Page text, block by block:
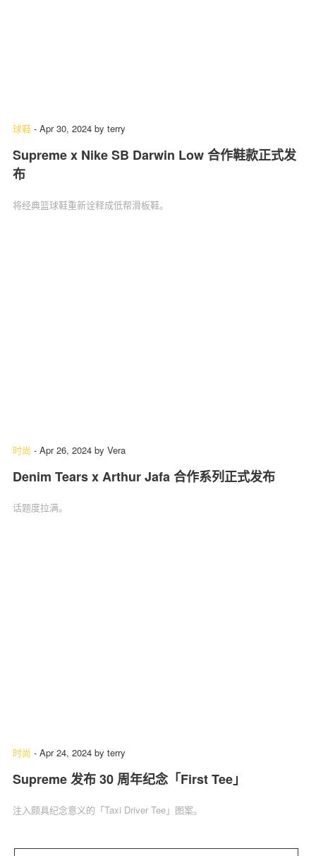
球鞋 - Apr 30, 2024 by terry
Supreme x Nike SB Darwin Low 合作鞋款正式发
布
将经典篮球鞋重新诠释成低帮滑板鞋。
时尚 - Apr 26, 2024 by Vera
Denim Tears x Arthur Jafa 合作系列正式发布
话题度拉满。
时尚 - Apr 24, 2024 by terry
Supreme 发布 30 周年纪念「First Tee」
注入颇具纪念意义的「Taxi Driver Tee」图案。